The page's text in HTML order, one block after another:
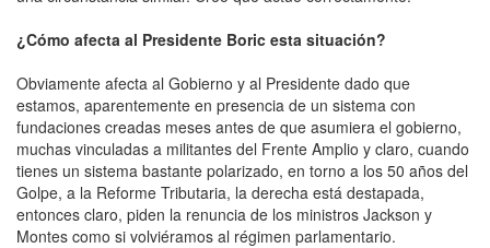
¿Cómo afecta al Presidente Boric esta situación?
Obviamente afecta al Gobierno y al Presidente dado que
estamos, aparentemente en presencia de un sistema con
fundaciones creadas meses antes de que asumiera el gobierno,
muchas vinculadas a militantes del Frente Amplio y claro, cuando
tienes un sistema bastante polarizado, en torno a los 50 años del
Golpe, a la Reforme Tributaria, la derecha está destapada,
entonces claro, piden la renuncia de los ministros Jackson y
Montes como si volviéramos al régimen parlamentario.